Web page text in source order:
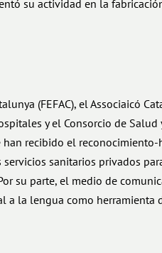
su actividad en la
(FEFAC), el Associaicó
y el Consorcio de Salud
han recibido el
sanitarios privados
su parte, el medio de
a la lengua como herramienta